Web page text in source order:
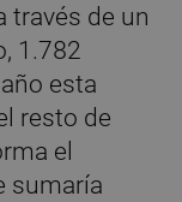
través de un
1.782
esta
resto de
el
sumaría